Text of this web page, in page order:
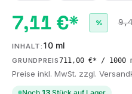
7,11 €* %
INHALT: 10 ml
GRUNDPREIS711,00 €* / 1000
Preise inkl. MwSt. zzgl.
Noch 13 Stück auf Lager